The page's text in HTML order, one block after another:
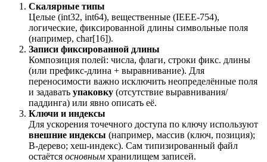
Скалярные типы
Целые (int32, int64), вещественные (IEEE-754),
логические, фиксированной длины символьные поля
(например, char[16]).
Записи фиксированной длины
Композиция полей: числа, флаги, строки фикс. длины
(или префикс-длина + выравнивание). Для
переносимости важно исключить неопределённые поля
и задавать упаковку (отсутствие выравнивания/
паддинга) или явно описать её.
Ключи и индексы
Для ускорения точечного доступа по ключу используют
внешние индексы (например, массив (ключ, позиция);
B-дерево; хеш-индекс). Сам типизированный файл
остаётся основным хранилищем записей.